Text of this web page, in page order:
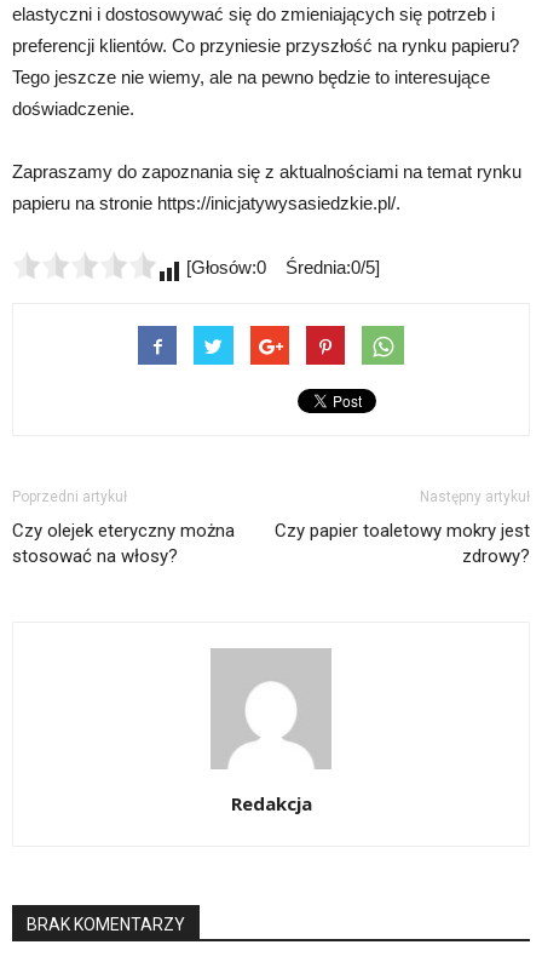
elastyczni i dostosowywać się do zmieniających się potrzeb i
preferencji klientów. Co przyniesie przyszłość na rynku papieru?
Tego jeszcze nie wiemy, ale na pewno będzie to interesujące
doświadczenie.
Zapraszamy do zapoznania się z aktualnościami na temat rynku
papieru na stronie https://inicjatywysasiedzkie.pl/.
[Głosów:0 Średnia:0/5]
Poprzedni artykuł
Czy olejek eteryczny można
stosować na włosy?
Następny artykuł
Czy papier toaletowy mokry jest
zdrowy?
Redakcja
BRAK KOMENTARZY